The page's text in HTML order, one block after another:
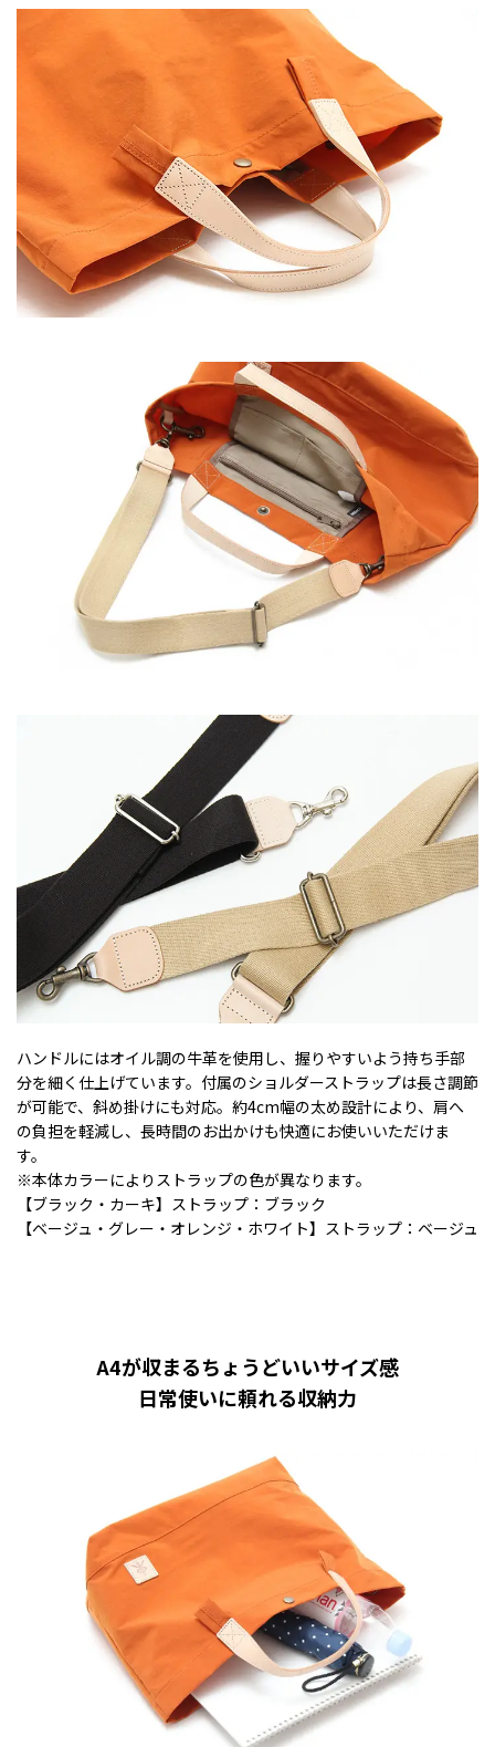
ハンドルにはオイル調の牛革を使用し、握りやすいよう持ち手部
分を細く仕上げています。付属のショルダーストラップは長さ調節
が可能で、斜め掛けにも対応。約4cm幅の太め設計により、肩へ
の負担を軽減し、長時間のお出かけも快適にお使いいただけま
す。
※本体カラーによりストラップの色が異なります。
【ブラック・カーキ】ストラップ：ブラック
【ベージュ・グレー・オレンジ・ホワイト】ストラップ：ベージュ
A4が収まるちょうどいいサイズ感
日常使いに頼れる収納力